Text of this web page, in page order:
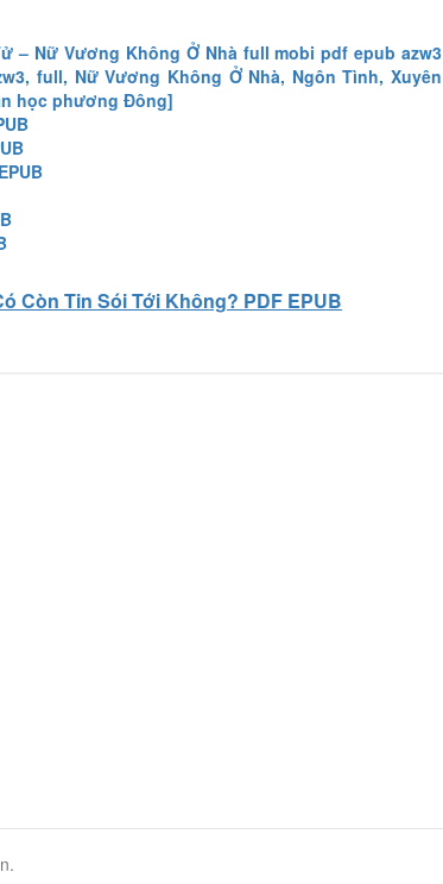
– Nữ Vương Không Ở Nhà full mobi pdf epub azw3
full, Nữ Vương Không Ở Nhà, Ngôn Tình, Xuyên
học phương Đông]
Còn Tin Sói Tới Không? PDF EPUB